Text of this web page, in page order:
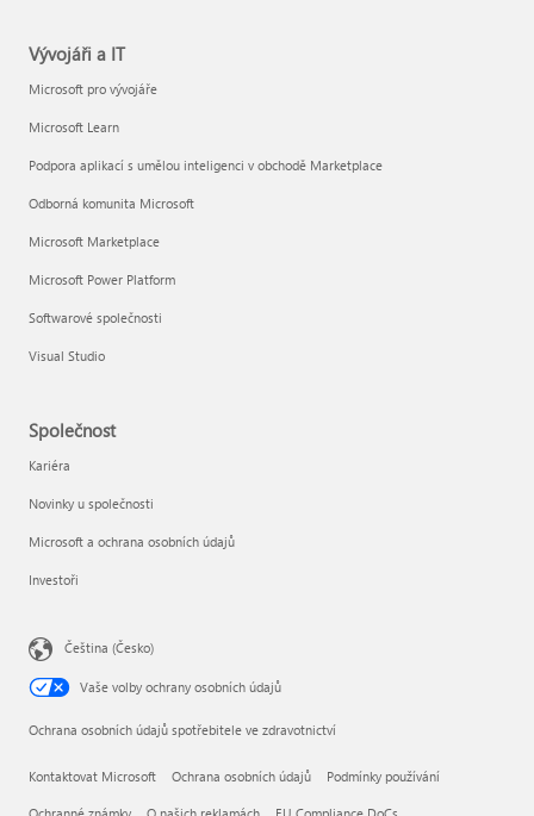
Vývojáři a IT
Microsoft pro vývojáře
Microsoft Learn
Podpora aplikací s umělou inteligenci v obchodě Marketplace
Odborná komunita Microsoft
Microsoft Marketplace
Microsoft Power Platform
Softwarové společnosti
Visual Studio
Společnost
Kariéra
Novinky u společnosti
Microsoft a ochrana osobních údajů
Investoři
Čeština (Česko)
Vaše volby ochrany osobních údajů
Ochrana osobních údajů spotřebitele ve zdravotnictví
Kontaktovat Microsoft Ochrana osobních údajů Podmínky používání